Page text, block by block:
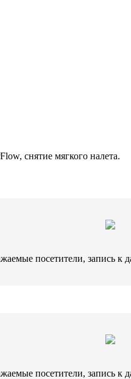
снятие мягкого налета.
посетители, запись к
посетители, запись к